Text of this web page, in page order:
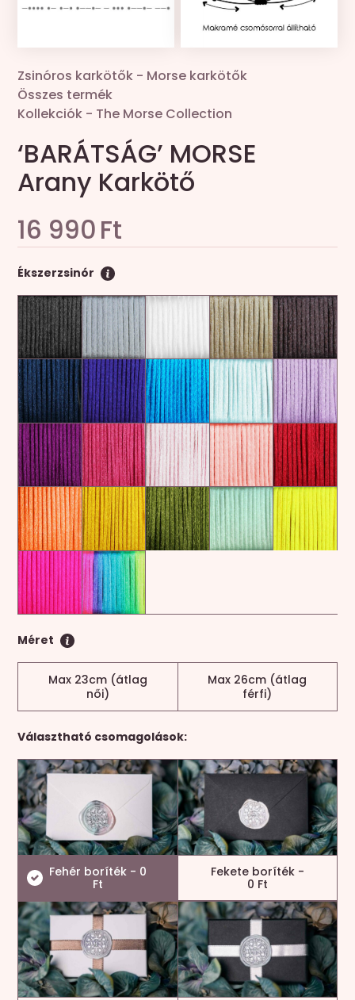
Zsinóros karkötők - Morse karkötők
Összes termék
Kollekciók - The Morse Collection
‘BARÁTSÁG’ MORSE
Arany Karkötő
16 990Ft
Ékszerzsinór
Méret
Max 23cm (átlag
női)
Max 26cm (átlag
férfi)
Választható csomagolások:
Fehér boríték - 0
Ft
Fekete boríték -
0 Ft